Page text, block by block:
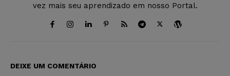
vez mais seu aprendizado em nosso Portal.
DEIXE UM COMENTÁRIO